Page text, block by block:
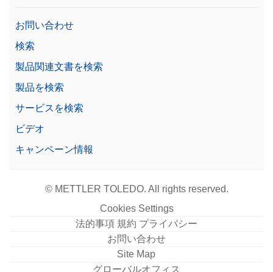
お問い合わせ
検索
製品関連文書を検索
製品を検索
サービスを検索
ビデオ
キャンペーン情報
© METTLER TOLEDO. All rights reserved.
Cookies Settings
法的事項 規約 プライバシー
お問い合わせ
Site Map
グローバルオフィス